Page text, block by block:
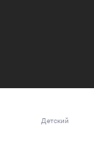
Детский